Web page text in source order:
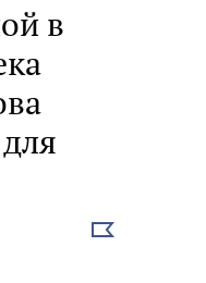
в
Выбрать